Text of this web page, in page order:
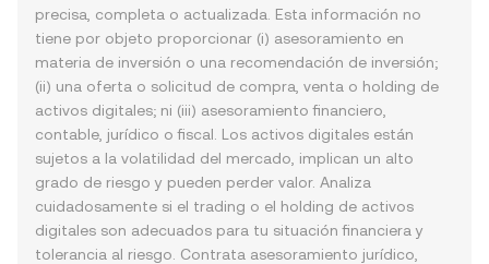
precisa, completa o actualizada. Esta información no
tiene por objeto proporcionar (i) asesoramiento en
materia de inversión o una recomendación de inversión;
(ii) una oferta o solicitud de compra, venta o holding de
activos digitales; ni (iii) asesoramiento financiero,
contable, jurídico o fiscal. Los activos digitales están
sujetos a la volatilidad del mercado, implican un alto
grado de riesgo y pueden perder valor. Analiza
cuidadosamente si el trading o el holding de activos
digitales son adecuados para tu situación financiera y
tolerancia al riesgo. Contrata asesoramiento jurídico,